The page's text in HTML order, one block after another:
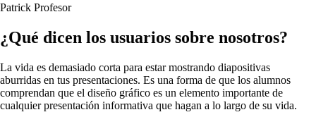
Patrick Profesor
¿Qué dicen los usuarios sobre nosotros?
La vida es demasiado corta para estar mostrando diapositivas
aburridas en tus presentaciones. Es una forma de que los alumnos
comprendan que el diseño gráfico es un elemento importante de
cualquier presentación informativa que hagan a lo largo de su vida.